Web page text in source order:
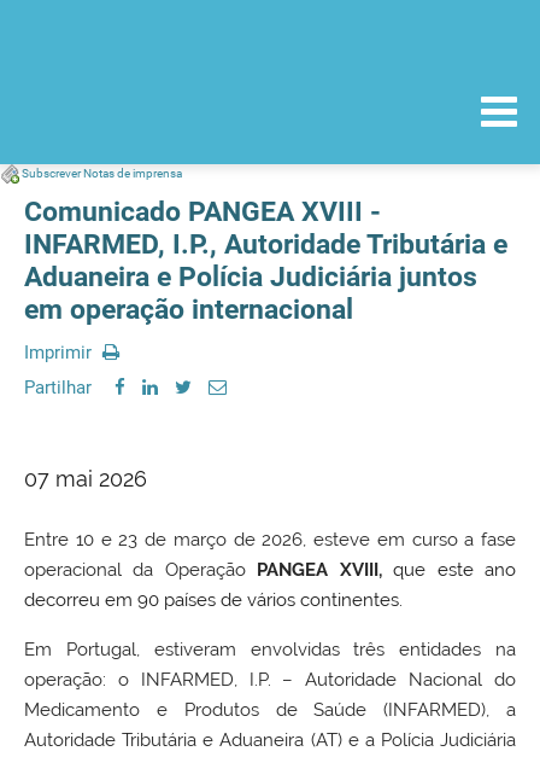
Subscrever Notas de imprensa
Comunicado PANGEA XVIII -
INFARMED, I.P., Autoridade Tributária e
Aduaneira e Polícia Judiciária juntos
em operação internacional
Imprimir
Partilhar
07 mai 2026
Entre 10 e 23 de março de 2026, esteve em curso a fase
operacional da Operação PANGEA XVIII,que este ano
decorreu em 90 países de vários continentes.
Em Portugal, estiveram envolvidas três entidades na
operação: o INFARMED, I.P. – Autoridade Nacional do
Medicamento e Produtos de Saúde (INFARMED), a
Autoridade Tributária e Aduaneira (AT) e a Polícia Judiciária